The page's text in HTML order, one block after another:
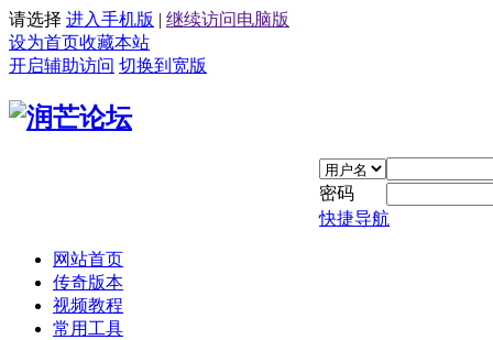
请选择 进入手机版 | 继续访问电脑版
设为首页收藏本站
开启辅助访问 切换到宽版
密码
快捷导航
网站首页
传奇版本
视频教程
常用工具